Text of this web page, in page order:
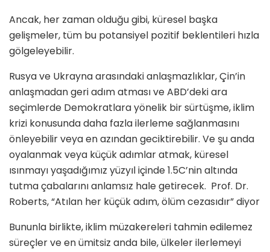
Ancak, her zaman olduğu gibi, küresel başka
gelişmeler, tüm bu potansiyel pozitif beklentileri hızla
gölgeleyebilir.
Rusya ve Ukrayna arasındaki anlaşmazlıklar, Çin’in
anlaşmadan geri adım atması ve ABD’deki ara
seçimlerde Demokratlara yönelik bir sürtüşme, iklim
krizi konusunda daha fazla ilerleme sağlanmasını
önleyebilir veya en azından geciktirebilir. Ve şu anda
oyalanmak veya küçük adımlar atmak, küresel
ısınmayı yaşadığımız yüzyıl içinde 1.5C’nin altında
tutma çabalarını anlamsız hale getirecek. Prof. Dr.
Roberts, “Atılan her küçük adım, ölüm cezasıdır” diyor
Bununla birlikte, iklim müzakereleri tahmin edilemez
süreçler ve en ümitsiz anda bile, ülkeler ilerlemeyi